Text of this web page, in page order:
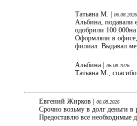
Татьяна М. | 06.08.2026
Альбина, подавали
одобрили
Оформляли в
филиал. Выдавал
Альбина | 06.08.2026
Татьяна М.,
Евгений Жирков | 06.08.2026
Срочно возьму в долг деньги в
Предоставлю все необходимые